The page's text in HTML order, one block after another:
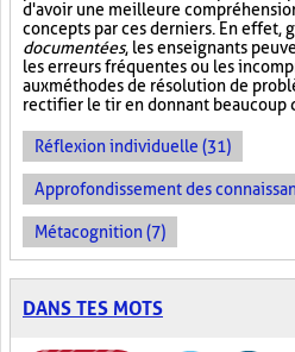
d'avoir une meilleure
concepts par ces derniers. En effet,
documentées, les enseignants
les erreurs fréquentes ou les
aux méthodes de résolution de
rectifier le tir en donnant beaucoup
Réflexion individuelle (31)
Approfondissement des
Métacognition (7)
DANS TES MOTS